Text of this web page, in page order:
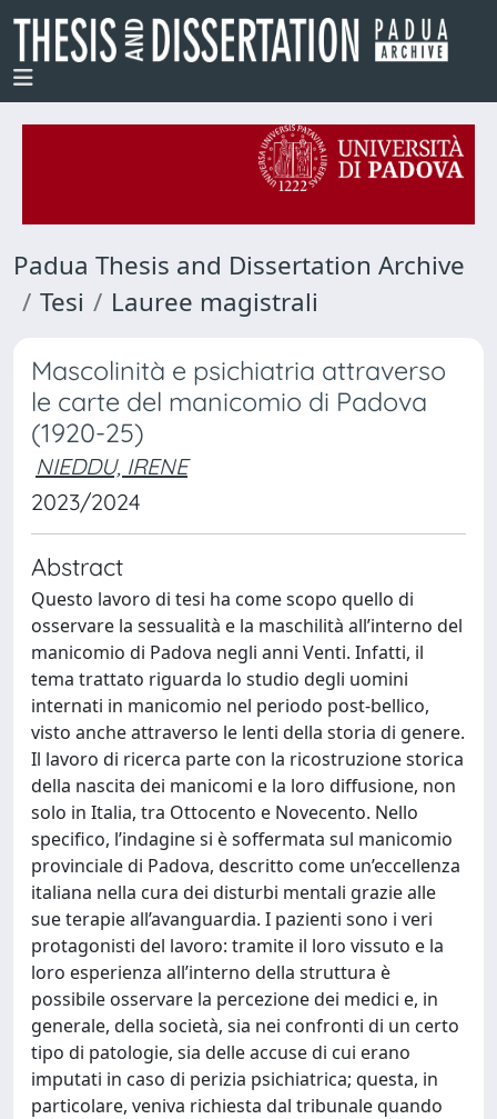
Padua Thesis and Dissertation Archive
Tesi
Lauree magistrali
Mascolinità e psichiatria attraverso
le carte del manicomio di Padova
(1920-25)
NIEDDU, IRENE
2023/2024
Abstract
Questo lavoro di tesi ha come scopo quello di
osservare la sessualità e la maschilità all’interno del
manicomio di Padova negli anni Venti. Infatti, il
tema trattato riguarda lo studio degli uomini
internati in manicomio nel periodo post-bellico,
visto anche attraverso le lenti della storia di genere.
Il lavoro di ricerca parte con la ricostruzione storica
della nascita dei manicomi e la loro diffusione, non
solo in Italia, tra Ottocento e Novecento. Nello
specifico, l’indagine si è soffermata sul manicomio
provinciale di Padova, descritto come un’eccellenza
italiana nella cura dei disturbi mentali grazie alle
sue terapie all’avanguardia. I pazienti sono i veri
protagonisti del lavoro: tramite il loro vissuto e la
loro esperienza all’interno della struttura è
possibile osservare la percezione dei medici e, in
generale, della società, sia nei confronti di un certo
tipo di patologie, sia delle accuse di cui erano
imputati in caso di perizia psichiatrica; questa, in
particolare, veniva richiesta dal tribunale quando